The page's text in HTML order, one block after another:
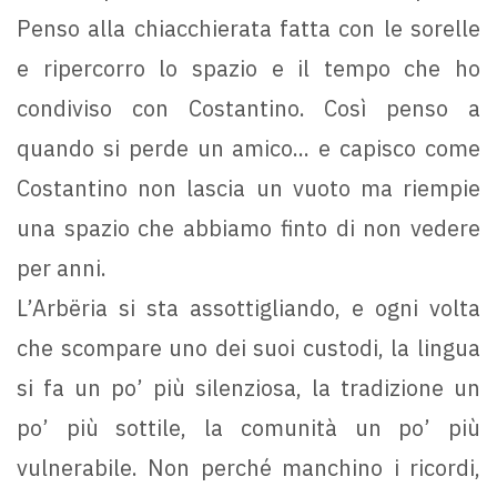
Penso alla chiacchierata fatta con le sorelle
e ripercorro lo spazio e il tempo che ho
condiviso con Costantino. Così penso a
quando si perde un amico... e capisco come
Costantino non lascia un vuoto ma riempie
una spazio che abbiamo finto di non vedere
per anni.
L’Arbëria si sta assottigliando, e ogni volta
che scompare uno dei suoi custodi, la lingua
si fa un po’ più silenziosa, la tradizione un
po’ più sottile, la comunità un po’ più
vulnerabile. Non perché manchino i ricordi,